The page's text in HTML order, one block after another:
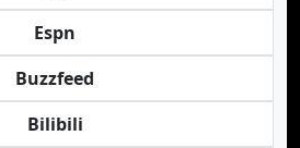
Espn
Buzzfeed
Bilibili